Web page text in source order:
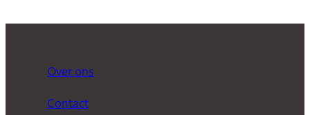
Over ons
Contact